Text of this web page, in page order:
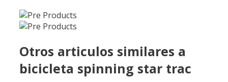
Otros articulos similares a
bicicleta spinning star trac